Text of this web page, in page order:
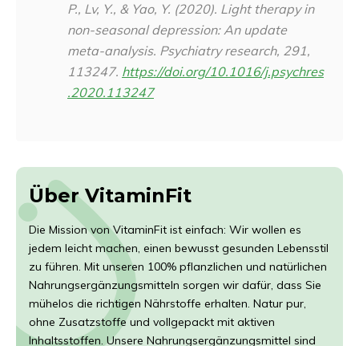
P., Lv, Y., & Yao, Y. (2020). Light therapy in
non-seasonal depression: An update
meta-analysis. Psychiatry research, 291,
113247. https://doi.org/10.1016/j.psychres
.2020.113247
Über VitaminFit
Die Mission von VitaminFit ist einfach: Wir wollen es
jedem leicht machen, einen bewusst gesunden Lebensstil
zu führen. Mit unseren 100% pflanzlichen und natürlichen
Nahrungsergänzungsmitteln sorgen wir dafür, dass Sie
mühelos die richtigen Nährstoffe erhalten. Natur pur,
ohne Zusatzstoffe und vollgepackt mit aktiven
Inhaltsstoffen. Unsere Nahrungsergänzungsmittel sind